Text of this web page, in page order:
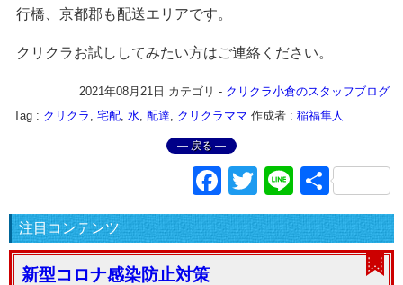
行橋、京都郡も配送エリアです。
クリクラお試ししてみたい方はご連絡ください。
Facebook
Twitter
Line共
有
2021年08月21日 カテゴリ - クリクラ小倉のスタッフブログ
Tag : クリクラ , 宅配, 水, 配達, クリクラママ 作成者 : 稲福隼人
― 戻る ―
注目コンテンツ
新型コロナ感染防止対策